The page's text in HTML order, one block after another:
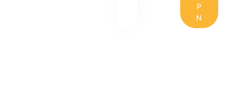
P
N